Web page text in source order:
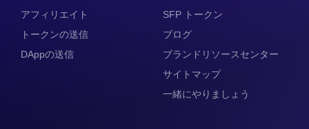
アフィリエイト
トークンの送信
DAppの送信
SFP トークン
ブログ
ブランドリソースセンター
サイトマップ
一緒にやりましょう